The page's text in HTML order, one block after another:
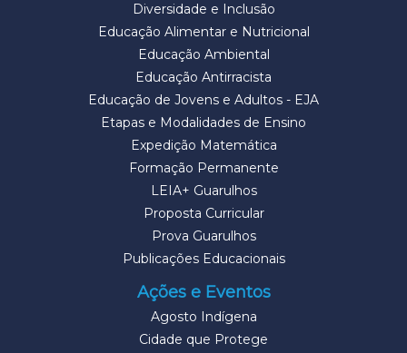
Diversidade e Inclusão
Educação Alimentar e Nutricional
Educação Ambiental
Educação Antirracista
Educação de Jovens e Adultos - EJA
Etapas e Modalidades de Ensino
Expedição Matemática
Formação Permanente
LEIA+ Guarulhos
Proposta Curricular
Prova Guarulhos
Publicações Educacionais
Ações e Eventos
Agosto Indígena
Cidade que Protege